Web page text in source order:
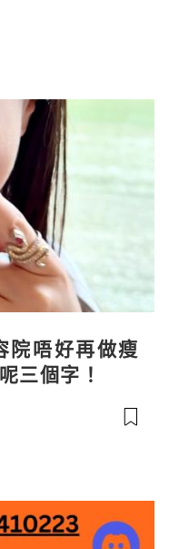
院唔好再做瘦
三個字！